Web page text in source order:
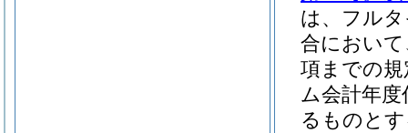
は、フル
合において
項までの
ム会計年
るものと